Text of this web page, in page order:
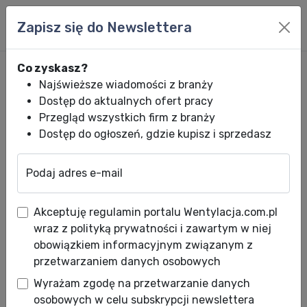
Klimatyzacja w domu
jednorodzinnym
Data publikacji: 10.06.2021
Zapisz się do Newslettera
Co zyskasz?
Najświeższe wiadomości z branży
Dostęp do aktualnych ofert pracy
Przegląd wszystkich firm z branży
Dostęp do ogłoszeń, gdzie kupisz i sprzedasz
Podaj adres e-mail
Akceptuję regulamin portalu Wentylacja.com.pl
wraz z polityką prywatności i zawartym w niej
obowiązkiem informacyjnym związanym z
przetwarzaniem danych osobowych
Wyrażam zgodę na przetwarzanie danych
osobowych w celu subskrypcji newslettera